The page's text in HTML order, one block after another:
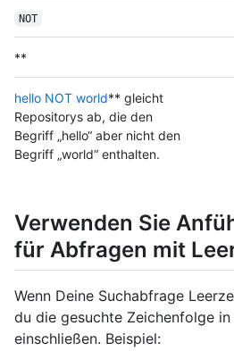
NOT
**
hello NOT world** gleicht
Repositorys ab, die den
Begriff „hello“ aber nicht den
Begriff „world“ enthalten.
Verwenden Sie
für Abfragen mit
Wenn Deine Suchabfrage
du die gesuchte Zeichenfolge
einschließen. Beispiel: